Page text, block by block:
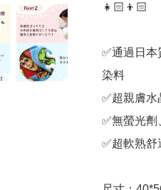
👧🏻👦🏻
✅通過日
染料
✅超親膚水
✅無螢光
✅超軟熟舒